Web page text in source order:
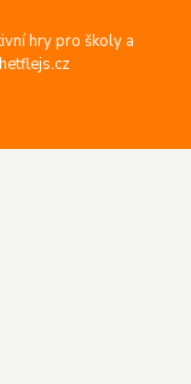
hry pro školy a